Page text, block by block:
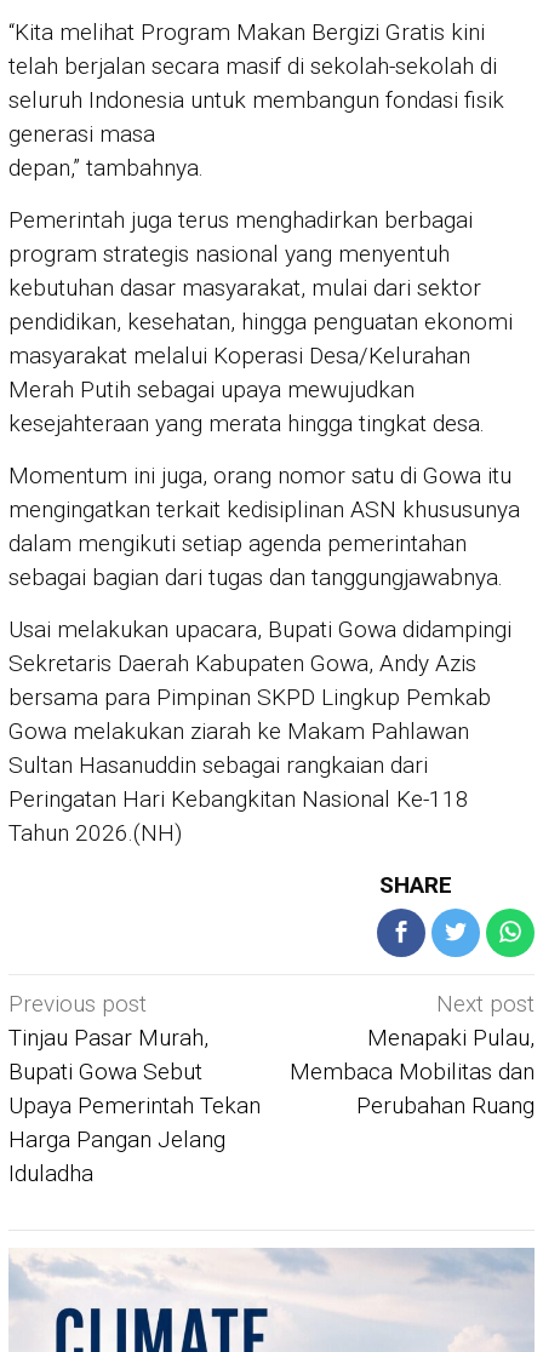
“Kita melihat Program Makan Bergizi Gratis kini
telah berjalan secara masif di sekolah-sekolah di
seluruh Indonesia untuk membangun fondasi fisik
generasi masa
depan,” tambahnya.
Pemerintah juga terus menghadirkan berbagai
program strategis nasional yang menyentuh
kebutuhan dasar masyarakat, mulai dari sektor
pendidikan, kesehatan, hingga penguatan ekonomi
masyarakat melalui Koperasi Desa/Kelurahan
Merah Putih sebagai upaya mewujudkan
kesejahteraan yang merata hingga tingkat desa.
Momentum ini juga, orang nomor satu di Gowa itu
mengingatkan terkait kedisiplinan ASN khususunya
dalam mengikuti setiap agenda pemerintahan
sebagai bagian dari tugas dan tanggungjawabnya.
Usai melakukan upacara, Bupati Gowa didampingi
Sekretaris Daerah Kabupaten Gowa, Andy Azis
bersama para Pimpinan SKPD Lingkup Pemkab
Gowa melakukan ziarah ke Makam Pahlawan
Sultan Hasanuddin sebagai rangkaian dari
Peringatan Hari Kebangkitan Nasional Ke-118
Tahun 2026.(NH)
SHARE
Post
navigation
Previous post
Tinjau Pasar Murah,
Bupati Gowa Sebut
Upaya Pemerintah Tekan
Harga Pangan Jelang
Iduladha
Next post
Menapaki Pulau,
Membaca Mobilitas dan
Perubahan Ruang